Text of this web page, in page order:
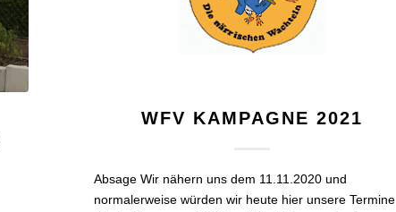
WFV KAMPAGNE 2021
Absage Wir nähern uns dem 11.11.2020 und
normalerweise würden wir heute hier unsere Termine